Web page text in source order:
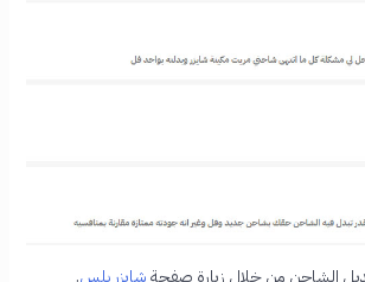
الشاحن من خلال زيارة صفحةشايزر بلس.